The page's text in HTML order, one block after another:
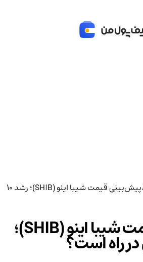
پیش‌بینی قیمت شیبا اینو (SHIB)؛ رشد ۱۰
پیش‌بینی قیمت شیبا اینو (SHIB)؛